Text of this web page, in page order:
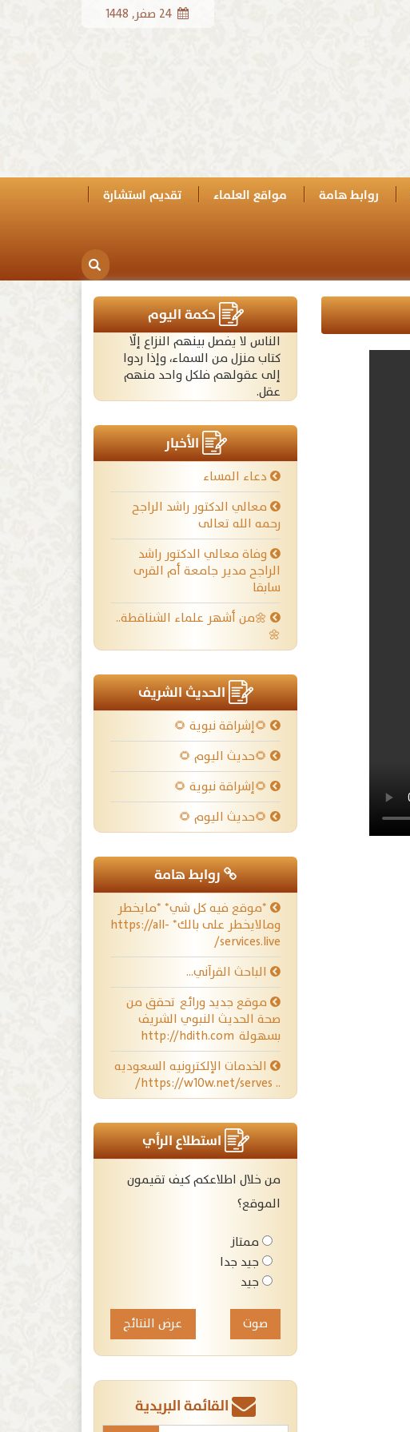
روابط هامة مواقع العلماء
تقديم استشارة
حكمة اليوم
الناس لا يفصل بينهم النزاع إلّا
كتاب منزل من السماء، وإذا ردوا
إلى عقولهم فلكل واحد منهم
عقل.
الأخبار
دعاء المساء
معالي الدكتور راشد الراجح
رحمه الله تعالى
وفاة معالي الدكتور راشد
الراجح مدير جامعة أم القرى
سابقا
🌼من أشهر علماء الشناقطة..
🌼
الحديث الشريف
🌻إشراقة نبوية 🌻
🌻حديث اليوم 🌻
🌻إشراقة نبوية 🌻
🌻حديث اليوم 🌻
روابط هامة
*موقع فيه كل شي* *مايخطر
ومالايخطر على بالك* https://all-
services.live/
الباحث القرآني…
موقع جديد ورائع تحقق من
صحة الحديث النبوي الشريف
بسهولة http://hdith.com
الخدمات الإلكترونيه السعوديه
.. https://w10w.net/serves/
استطلاع الرأي
من خلال اطلاعكم كيف تقيمون
الموقع؟
ممتاز
جيد جدا
جيد
عرض النتائج
القائمة البريدية